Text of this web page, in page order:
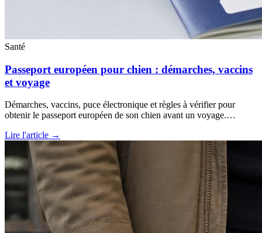
Santé
Passeport européen pour chien : démarches, vaccins
et voyage
Démarches, vaccins, puce électronique et règles à vérifier pour
obtenir le passeport européen de son chien avant un voyage.…
Lire l'article →